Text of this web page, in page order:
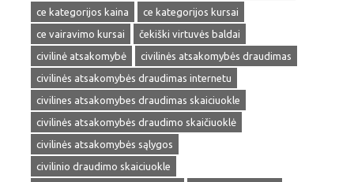
ce kategorijos kaina
ce kategorijos kursai
ce vairavimo kursai
čekiški virtuvės baldai
civilinė atsakomybė
civilinės atsakomybės draudimas
civilinės atsakomybės draudimas internetu
civilines atsakomybes draudimas skaiciuokle
civilinės atsakomybės draudimo skaičiuoklė
civilinės atsakomybės sąlygos
civilinio draudimo skaiciuokle